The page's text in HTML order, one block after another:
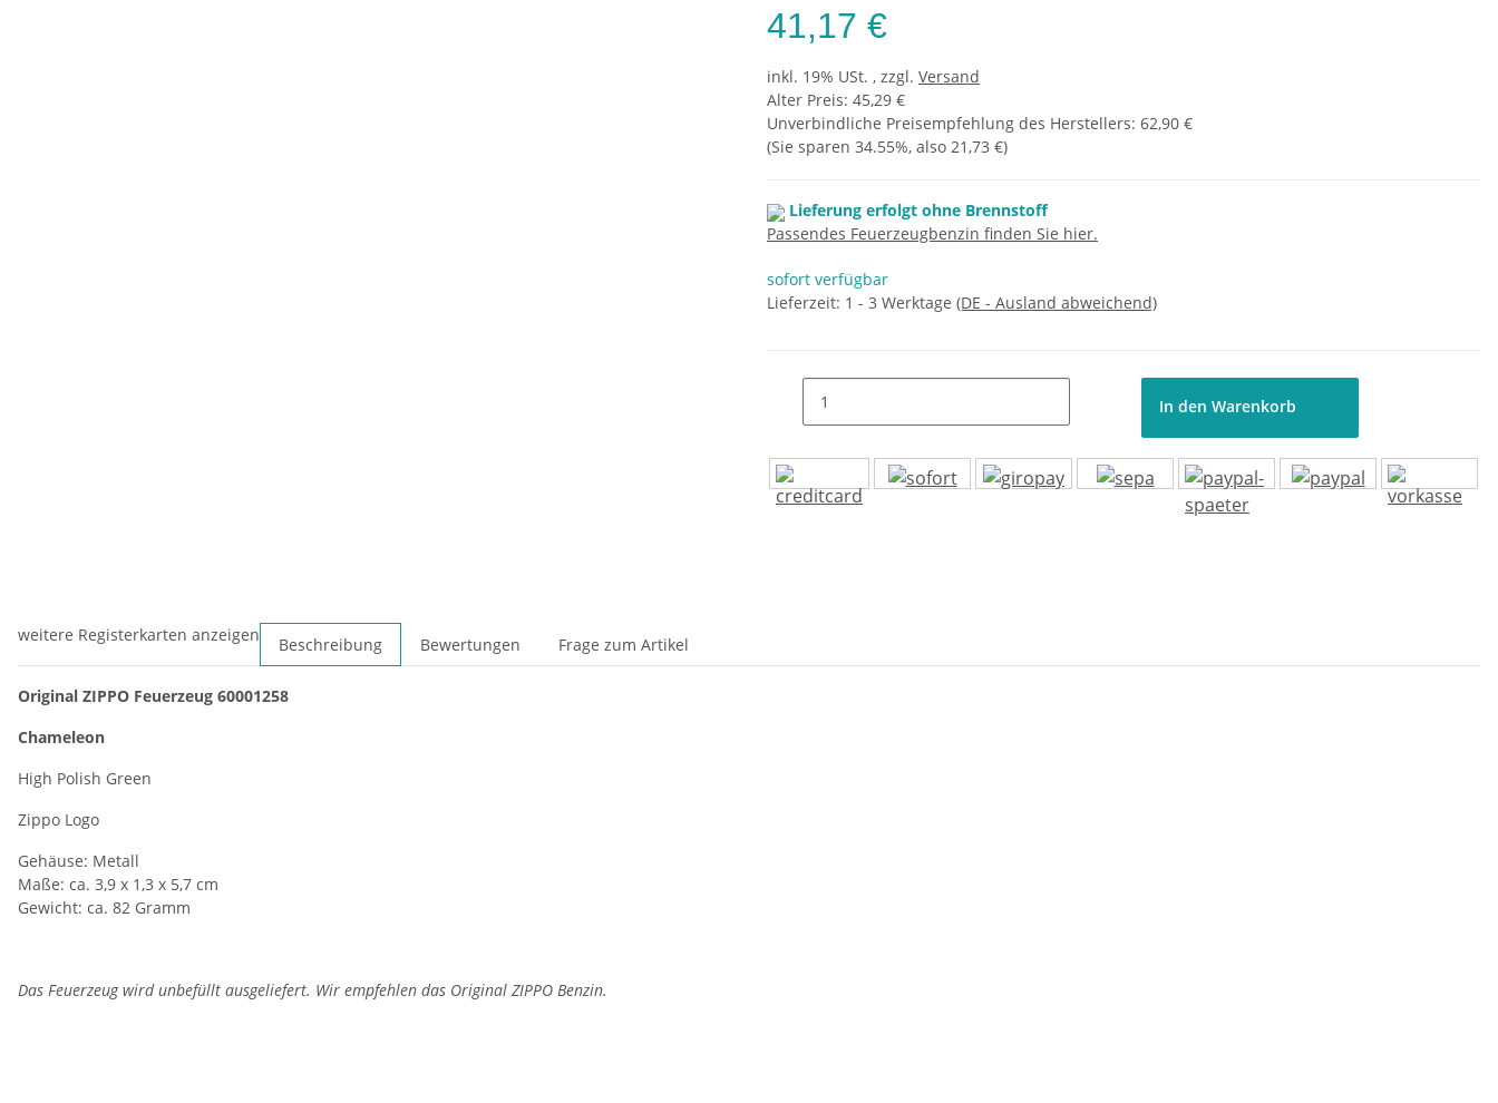
41,17 €
inkl. 19% USt. , zzgl. Versand
Alter Preis: 45,29 €
Unverbindliche Preisempfehlung des Herstellers: 62,90 €
(Sie sparen 34.55%, also 21,73 €)
Lieferung erfolgt ohne Brennstoff
Passendes Feuerzeugbenzin finden Sie hier.
sofort verfügbar
Lieferzeit: 1 - 3 Werktage (DE - Ausland abweichend)
In den Warenkorb
weitere Registerkarten anzeigen Beschreibung Bewertungen Frage zum Artikel
Original ZIPPO Feuerzeug 60001258
Chameleon
High Polish Green
Zippo Logo
Gehäuse: Metall
Maße: ca. 3,9 x 1,3 x 5,7 cm
Gewicht: ca. 82 Gramm
Das Feuerzeug wird unbefüllt ausgeliefert. Wir empfehlen das Original ZIPPO Benzin.